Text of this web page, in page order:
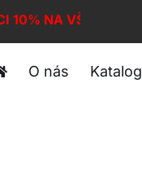
10% NA VŠE!
O nás Katalog